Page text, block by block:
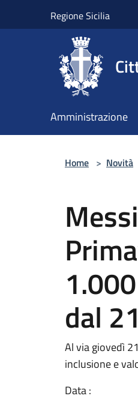
Regione Sicilia
Amministrazione
Home > Novità
dal
Al via giovedì
inclusione e
Data :